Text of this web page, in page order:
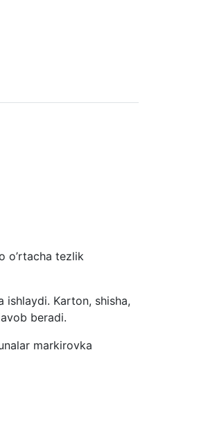
o’rtacha tezlik
Karton, shisha,
beradi.
markirovka